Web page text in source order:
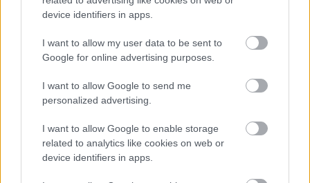
device identifiers in apps.
I want to allow my user data to be sent to
Google for online advertising purposes.
I want to allow Google to send me
personalized advertising.
I want to allow Google to enable storage
related to analytics like cookies on web or
device identifiers in apps.
(Alabaster Łopuszka Wielka) zajmują
Poniżej znajdziesz także ostatnie mecze obu drużyn oraz statystyki
bramkowe.
Alabaster Łopuszka Wielka vs. MKS Kańczuga - relacja, wynik na
żywo, transmisja
Wynik meczu Alabaster Łopuszka Wielka - MKS Kańczuga znajdziesz na
naszej stronie zaraz po jego zakończeniu. Jeżeli szukasz informacji
meczowych, zajrzyj tutaj:Alabaster Łopuszka Wielka vs. MKS
Kańczuga - wynik, składy, strzelcy
Jeżeli w internecie lub TV dostępna jest
albo innych spotkań